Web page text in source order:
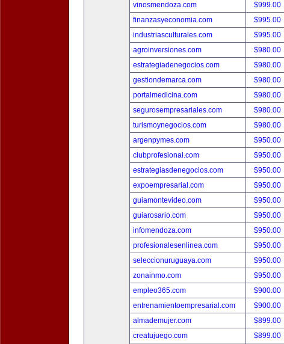
vinosmendoza.com
$999.00
finanzasyeconomia.com
$995.00
industriasculturales.com
$995.00
agroinversiones.com
$980.00
estrategiadenegocios.com
$980.00
gestiondemarca.com
$980.00
portalmedicina.com
$980.00
segurosempresariales.com
$980.00
turismoynegocios.com
$980.00
argenpymes.com
$950.00
clubprofesional.com
$950.00
estrategiasdenegocios.com
$950.00
expoempresarial.com
$950.00
guiamontevideo.com
$950.00
guiarosario.com
$950.00
infomendoza.com
$950.00
profesionalesenlinea.com
$950.00
seleccionuruguaya.com
$950.00
zonainmo.com
$950.00
empleo365.com
$900.00
entrenamientoempresarial.com
$900.00
almademujer.com
$899.00
creatujuego.com
$899.00